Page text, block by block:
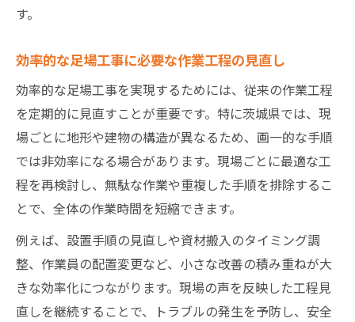
す。
効率的な足場工事に必要な作業工程の見直し
効率的な足場工事を実現するためには、従来の作業工程
を定期的に見直すことが重要です。特に茨城県では、現
場ごとに地形や建物の構造が異なるため、画一的な手順
では非効率になる場合があります。現場ごとに最適な工
程を再検討し、無駄な作業や重複した手順を排除するこ
とで、全体の作業時間を短縮できます。
例えば、設置手順の見直しや資材搬入のタイミング調
整、作業員の配置変更など、小さな改善の積み重ねが大
きな効率化につながります。現場の声を反映した工程見
直しを継続することで、トラブルの発生を予防し、安全